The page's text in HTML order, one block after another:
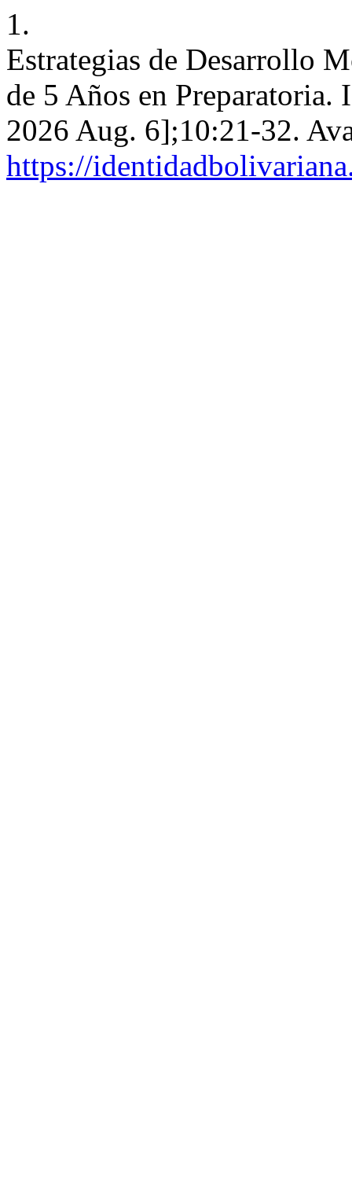
1.
Estrategias de Desarrollo
de 5 Años en
2026 Aug. 6];10:21-32.
https://